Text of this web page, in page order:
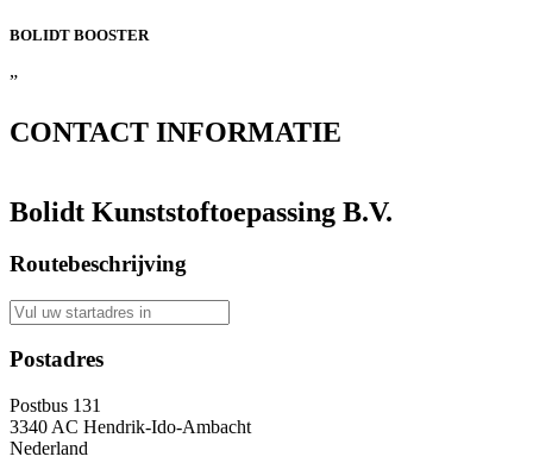
BOLIDT BOOSTER
”
CONTACT INFORMATIE
Bolidt Kunststoftoepassing B.V.
Routebeschrijving
Postadres
Postbus 131
3340 AC Hendrik-Ido-Ambacht
Nederland